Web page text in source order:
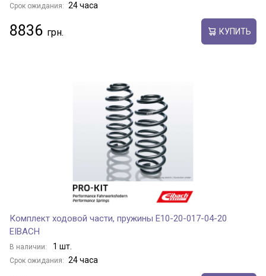
Срок ожидания: 24 часа
8836 КУПИТЬ
Комплект ходовой части, пружины E10-20-017-04-20
EIBACH
В наличии: 1 шт.
Срок ожидания: 24 часа